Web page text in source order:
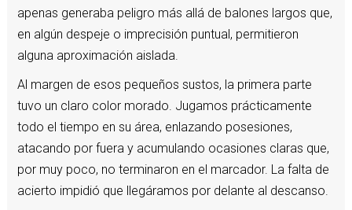
apenas generaba peligro más allá de balones largos que,
en algún despeje o imprecisión puntual, permitieron
alguna aproximación aislada.
Al margen de esos pequeños sustos, la primera parte
tuvo un claro color morado. Jugamos prácticamente
todo el tiempo en su área, enlazando posesiones,
atacando por fuera y acumulando ocasiones claras que,
por muy poco, no terminaron en el marcador. La falta de
acierto impidió que llegáramos por delante al descanso.